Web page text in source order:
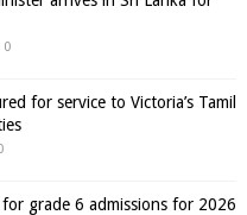
0
for service to Victoria’s Tamil
grade 6 admissions for 2026